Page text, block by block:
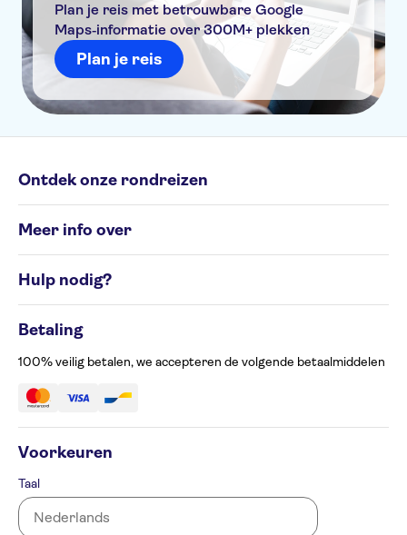
Plan je reis met betrouwbare Google
Maps‑informatie over 300M+ plekken
Plan je reis
Ontdek onze rondreizen
Groepsrondreizen
Rondreisbestemmingen
Meer info over
Cookiesbeleid
Privacyverklaring
Beheer uw cookievoorkeuren
Toegankelijkheid
Hulp nodig?
Klachtenformulier
Betaling
100% veilig betalen, we accepteren de volgende betaalmiddelen
Voorkeuren
Taal